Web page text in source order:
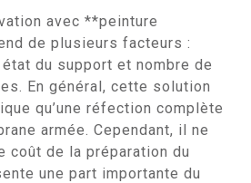
avec **peinture
de plusieurs facteurs :
du support et nombre de
En général, cette solution
qu’une réfection complète
armée. Cependant, il ne
coût de la préparation du
une part importante du